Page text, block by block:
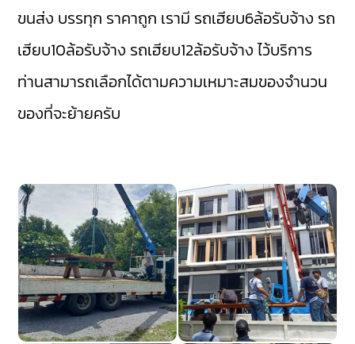
ขนส่ง บรรทุก ราคาถูก เรามี รถเฮียบ6ล้อรับจ้าง รถ
เฮียบ10ล้อรับจ้าง รถเฮียบ12ล้อรับจ้างไว้บริการ
ท่านสามารถเลือกได้ตามความเหมาะสมของจำนวน
ของที่จะย้ายครับ